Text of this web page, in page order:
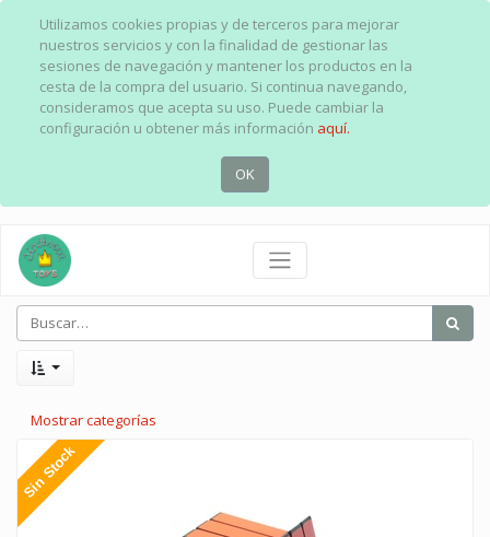
Utilizamos cookies propias y de terceros para mejorar
nuestros servicios y con la finalidad de gestionar las
sesiones de navegación y mantener los productos en la
cesta de la compra del usuario. Si continua navegando,
consideramos que acepta su uso. Puede cambiar la
configuración u obtener más información aquí.
OK
Mostrar categorías
Sin Stock